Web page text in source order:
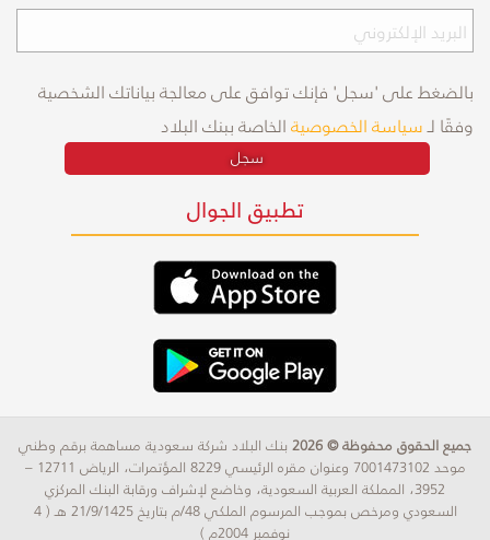
بالضغط على 'سجل' فإنك توافق على معالجة بياناتك الشخصية
وفقًا لـسياسة الخصوصيةالخاصة ببنك البلاد
سجل
تطبيق الجوال
جميع الحقوق محفوظة © 2026
بنك البلاد شركة سعودية مساهمة برقم وطني
موحد 7001473102 وعنوان مقره الرئيسي 8229 المؤتمرات، الرياض 12711 –
3952، المملكة العربية السعودية، وخاضع لإشراف ورقابة البنك المركزي
السعودي ومرخص بموجب المرسوم الملكي 48/م بتاريخ 21/9/1425 هـ ( 4
نوفمبر 2004م )